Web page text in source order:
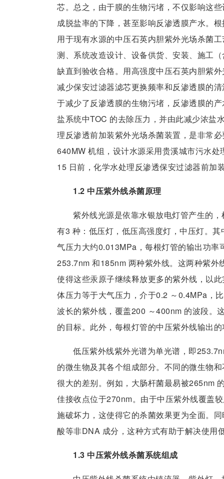
芯。总之，由于膜的生物污堵，不仅影响这
成脱盐率的下降，甚至影响反渗透膜产水。
用于现有水源的中压石英内胆紫外光场杀菌
测、系统改造设计、设备供货、安装、施工
缺直到验收合格。用高强度中压石英内胆紫
减少保安过滤器滤芯更换频率和反渗透膜的
于减少了反渗透膜的生物污堵，反渗透膜的
盐系统中TOC 的去除压力，并由此减少浓盐
理反渗透前加装紫外光场杀菌装置，是非常
640MW 机组，设计水源采用贵溪城市污水
15 日前，化学水处理反渗透保安过滤器前加
1.2 中压紫外线杀菌原理
紫外线光源是依靠水银放电灯管产生的
有3 种：低压灯，低压高强度灯，中压灯。
气压力大约0.013MPa，每根灯管的输出功
253.7nm 和185nm 两种紫外线。这两种紫
使得这些汞原子继续释放更多的紫外线，以
体压力等于大气压力，介于0.2 ～0.4MPa，
波长的紫外线，覆盖200 ～400nm 的波段。
的目标。此外，每根灯管的中压紫外线输出
低压紫外线紫外光谱为单光谱，即
的微生物及其各个组成部分。不同的微生物
很大的差别。例如，大肠杆菌最易被265nm
佳接收点位于270nm。由于中压紫外线覆盖
施破坏力，这使得它的杀菌效果更为全面。
酸等非DNA 成分，这种方式有助于解决使用
1.3 中压紫外线杀菌系统组成